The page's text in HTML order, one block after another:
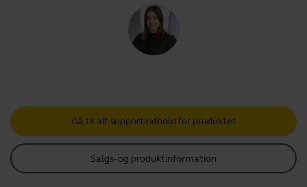
Gå til alt supportindhold for produktet
Salgs- og produktinformation